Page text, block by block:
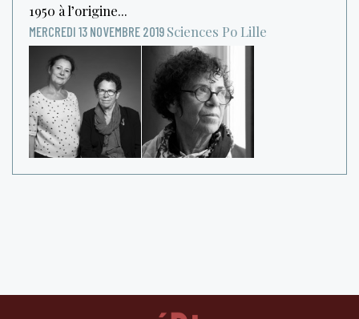
1950 à l’origine...
MERCREDI 13 NOVEMBRE 2019 Sciences Po Lille